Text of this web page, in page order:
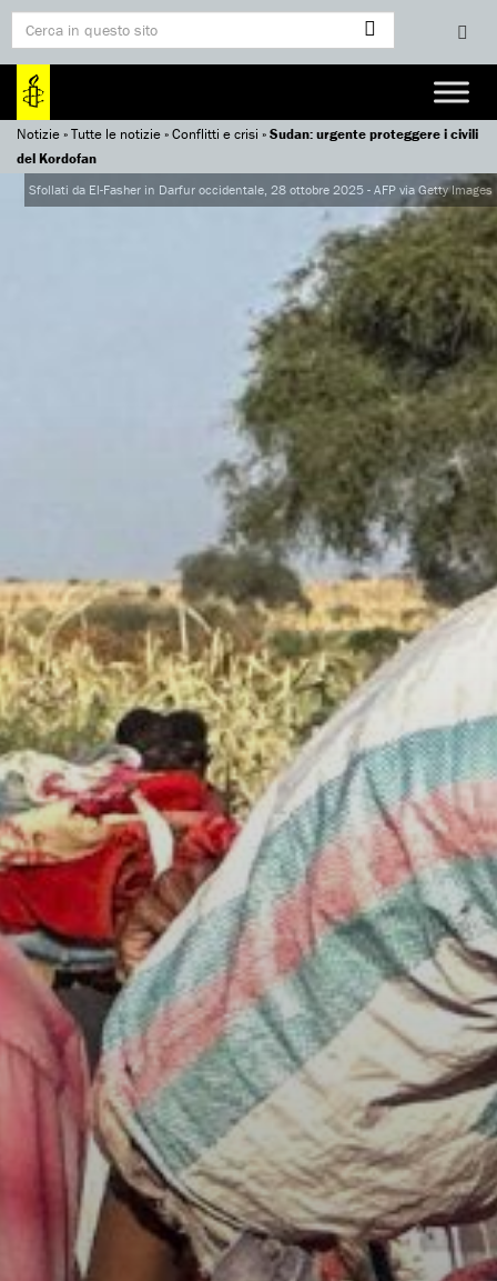
Notizie»Tutte le notizie»Conflitti e crisi »Sudan: urgente proteggere i civili
del Kordofan
Sfollati da El-Fasher in Darfur occidentale, 28 ottobre 2025 - AFP via Getty Images